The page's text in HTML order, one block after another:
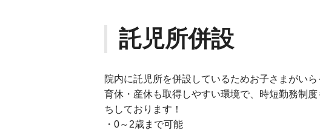
託児所併設
院内に託児所を併設しているためお子さまがい
育休・産休も取得しやすい環境で、時短勤務制
ちしております！
・0～2歳まで可能